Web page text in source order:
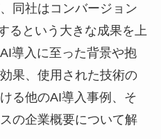
同社はコンバージョン
るという大きな成果を上
導入に至った背景や抱
果、使用された技術の
る他のAI導入事例、そ
の企業概要について解